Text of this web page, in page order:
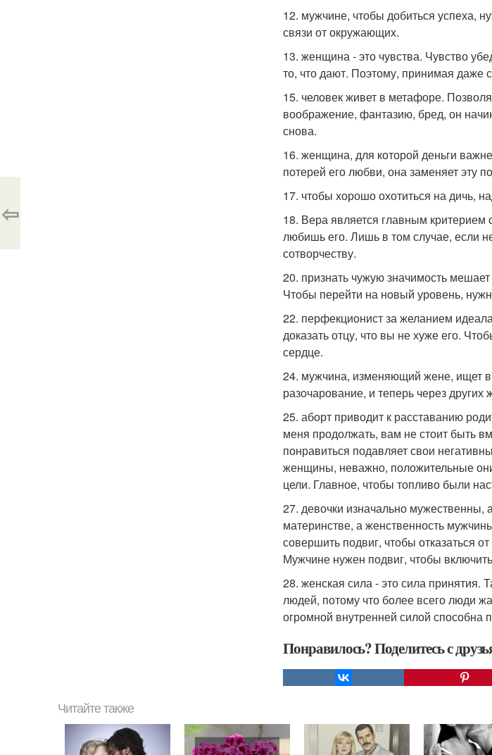
12. мужчине, чтобы добиться успеха,
связи от окружающих.
13. женщина - это чувства. Чувство
то, что дают. Поэтому, принимая
15. человек живет в метафоре.
воображение, фантазию, бред, он
снова.
16. женщина, для которой деньги
потерей его любви, она заменяет эту
17. чтобы хорошо охотиться на дичь,
18. Вера является главным критерием
любишь его. Лишь в том случае, если
сотворчеству.
20. признать чужую значимость
Чтобы перейти на новый уровень,
22. перфекционист за желанием
доказать отцу, что вы не хуже его.
сердце.
24. мужчина, изменяющий жене, ищет
разочарование, и теперь через
25. аборт приводит к расставанию
меня продолжать, вам не стоит быть
понравиться подавляет свои
женщины, неважно, положительные
цели. Главное, чтобы топливо были
27. девочки изначально
материнстве, а женственность
совершить подвиг, чтобы отказаться
Мужчине нужен подвиг, чтобы
28. женская сила - это сила принятия.
людей, потому что более всего люди
огромной внутренней силой способна
Понравилось? Поделитесь с
⇦
Читайте также